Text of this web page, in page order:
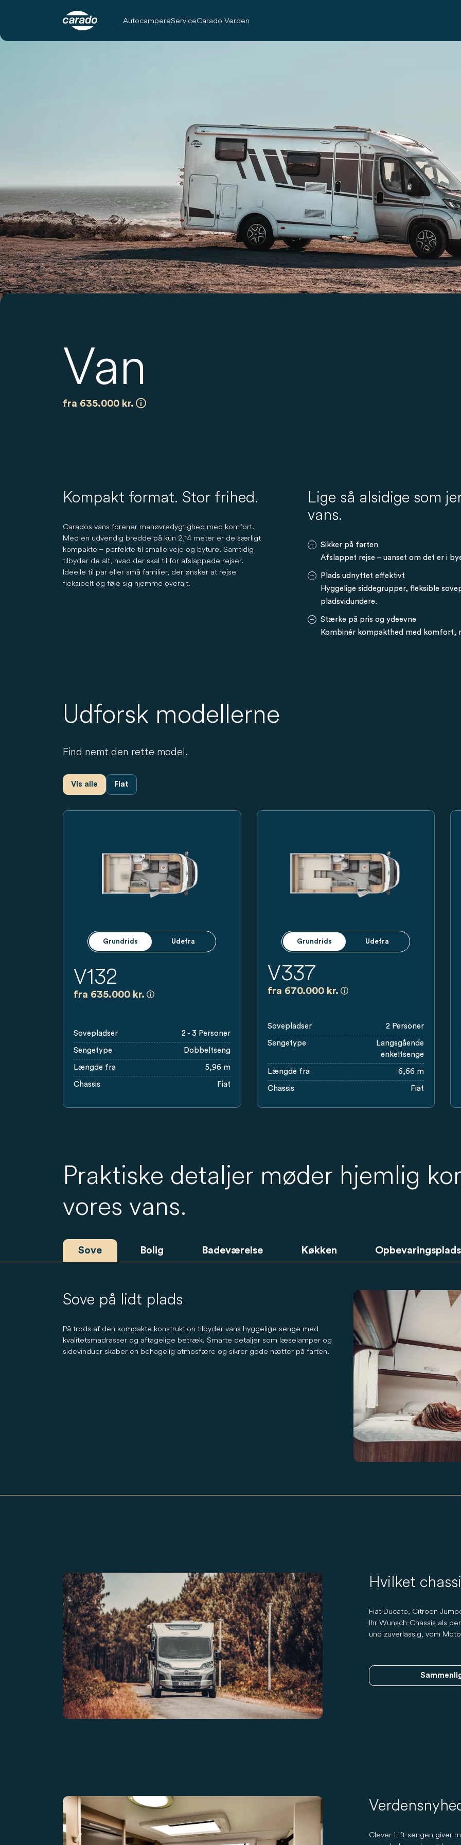
AutocampereServiceCarado Verden
Van
fra 635.000 kr.
Kompakt format. Stor frihed.
Carados vans forener manøvredygtighed med komfort.
Med en udvendig bredde på kun 2,14 meter er de særligt
kompakte – perfekte til smalle veje og byture. Samtidig
tilbyder de alt, hvad der skal til for afslappede rejser.
Ideelle til par eller små familier, der ønsker at rejse
fleksibelt og føle sig hjemme overalt.
Lige så alsidige som
vans.
Sikker på farten
Afslappet rejse – uanset om det er i
Plads udnyttet effektivt
Hyggelige siddegrupper, fleksible
pladsvidundere.
Stærke på pris og ydeevne
Kombinér kompakthed med komfort,
Udforsk modellerne
Find nemt den rette model.
Vis alle Fiat
Grundrids Udefra
V132
fra 635.000 kr. Alle priser er vejledende udsalgspriser i kr., baseret på de danske detailpriser.
Sovepladser 2 - 3 Personer
Sengetype Dobbeltseng
Længde fra 5,96 m
Chassis Fiat
Grundrids Udefra
V337
fra 670.000 kr. Alle priser er vejledende
Sovepladser 2 Personer
Sengetype
Langsgående
enkeltsenge
Længde fra 6,66 m
Chassis Fiat
Praktiske detaljer møder hjemlig
vores vans.
Sove Bolig Badeværelse Køkken Opbevaringsplads
Sove på lidt plads
På trods af den kompakte konstruktion tilbyder vans hyggelige senge med
kvalitetsmadrasser og aftagelige betræk. Smarte detaljer som læselamper og
sidevinduer skaber en behagelig atmosfære og sikrer gode nætter på farten.
Hvilket
Fiat Ducato, Citroen
Ihr Wunsch-Chassis als
und zuverlässig, vom
Clever-Lift-sengen giver